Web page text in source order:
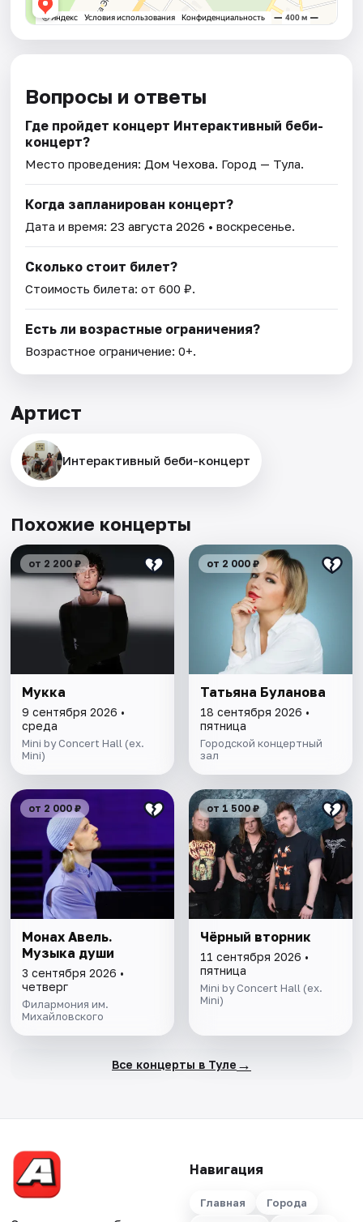
Вопросы и ответы
Где пройдет концерт Интерактивный беби-
концерт?
Место проведения: Дом Чехова. Город — Тула.
Когда запланирован концерт?
Дата и время:23 августа 2026 • воскресенье.
Сколько стоит билет?
Стоимость билета: от 600 ₽.
Есть ли возрастные ограничения?
Возрастное ограничение: 0+.
Артист
Интерактивный беби-концерт
Похожие концерты
от 2 200 ₽
Мукка
9 сентября 2026 •
среда
Mini by Concert Hall (ex.
Mini)
от 2 000 ₽
Татьяна Буланова
18 сентября 2026 •
пятница
Городской концертный
зал
от 2 000 ₽
Монах Авель.
Музыка души
3 сентября 2026 •
четверг
Филармония им.
Михайловского
от 1 500 ₽
Чёрный вторник
11 сентября 2026 •
пятница
Mini by Concert Hall (ex.
Mini)
Все концерты в Туле →
Навигация
Главная
Города